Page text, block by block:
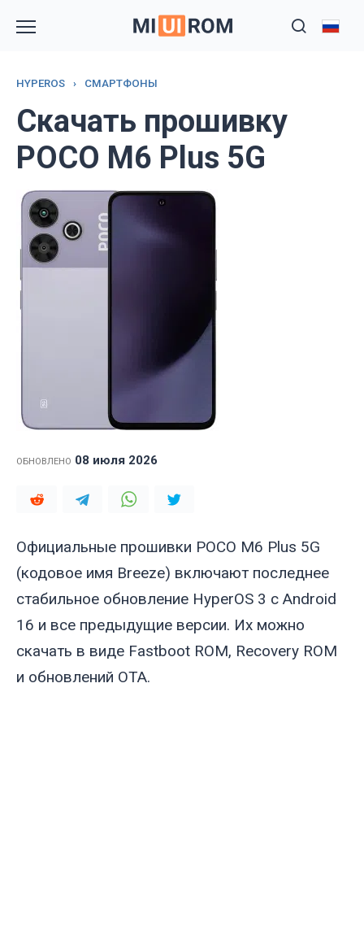
HYPEROS › СМАРТФОНЫ
Скачать прошивку
POCO M6 Plus 5G
ОБНОВЛЕНО 08 июля 2026
Официальные прошивки POCO M6 Plus 5G
(кодовое имя Breeze) включают последнее
стабильное обновление HyperOS 3 с Android
16 и все предыдущие версии. Их можно
скачать в виде Fastboot ROM, Recovery ROM
и обновлений OTA.